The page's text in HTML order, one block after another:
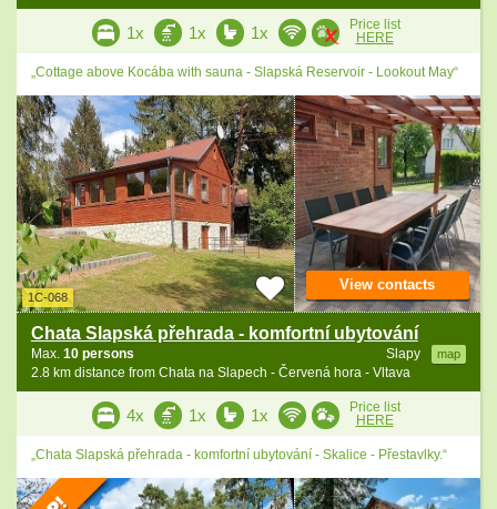
1x 1x 1x
Price list
HERE
„Cottage above Kocába with sauna - Slapská Reservoir - Lookout May“
1C-068
Chata Slapská přehrada - komfortní ubytování
Slapy map
Max. 10 persons
2.8 km distance from Chata na Slapech - Červená hora - Vltava
View contacts
4x 1x 1x
Price list
HERE
„Chata Slapská přehrada - komfortní ubytování - Skalice - Přestavlky.“